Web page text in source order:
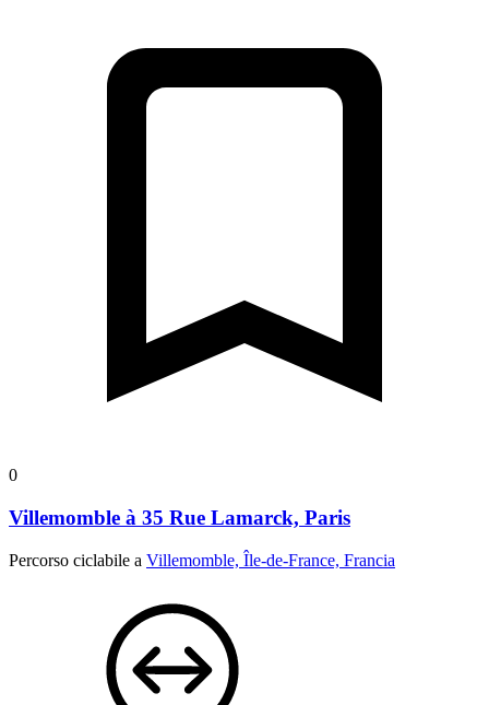
0
Villemomble à 35 Rue Lamarck, Paris
Percorso ciclabile a Villemomble, Île-de-France, Francia